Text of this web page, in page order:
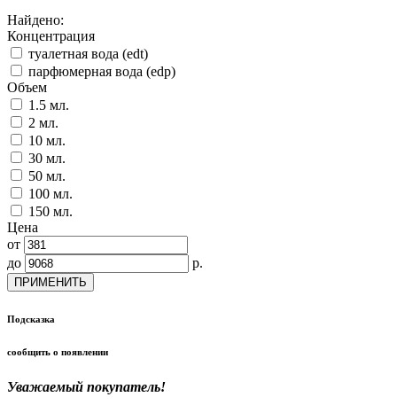
Найдено:
Концентрация
туалетная вода (edt)
парфюмерная вода (edp)
Объем
1.5 мл.
2 мл.
10 мл.
30 мл.
50 мл.
100 мл.
150 мл.
Цена
от
до
р.
ПРИМЕНИТЬ
Подсказка
сообщить о появлении
Уважаемый покупатель!